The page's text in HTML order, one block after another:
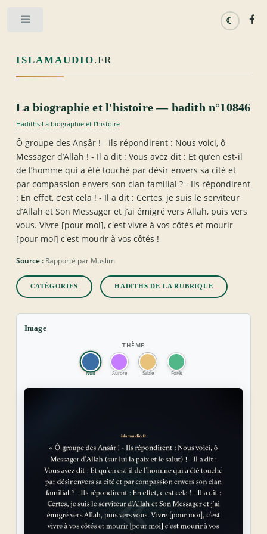
ISLAMAUDIO.FR
La biographie et l'histoire — hadith n°10846
Hadiths›La biographie et l'histoire
Ô groupe des Anṣâr ! - Ils répondirent : Nous voici, ô
Messager d’Allah ! - Il a dit : Vous avez dit : Et qu’en est-il
de l’homme qui a été touché par désir envers sa cité et
par compassion envers son clan familial ? - Ils répondirent
: En effet, c’est cela ! - Il a dit : Certes, je suis le serviteur
d’Allah et Son Messager et j’ai émigré vers Allah, puis vers
vous. Vivre [pour moi], c'est vivre à vos côtés et mourir
[pour moi] c'est mourir à vos côtés !
Source :Rapporté par Muslim
CATÉGORIES HADITHS DE LA RUBRIQUE
Image
THÈME
Nuit Aurore Sable Forêt